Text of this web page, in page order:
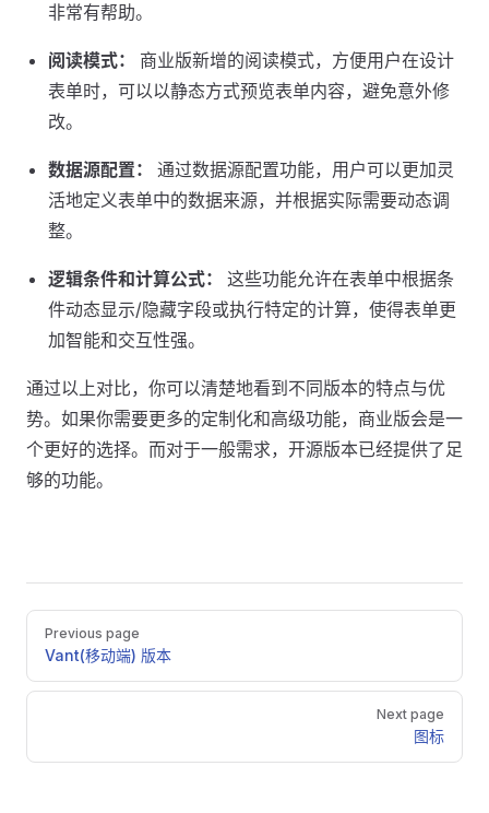
非常有帮助。
阅读模式：
商业版新增的阅读模式，方便用户在设计
表单时，可以以静态方式预览表单内容，避免意外修
改。
数据源配置：
通过数据源配置功能，用户可以更加灵
活地定义表单中的数据来源，并根据实际需要动态调
整。
逻辑条件和计算公式：
这些功能允许在表单中根据条
件动态显示/隐藏字段或执行特定的计算，使得表单更
加智能和交互性强。
通过以上对比，你可以清楚地看到不同版本的特点与优
势。如果你需要更多的定制化和高级功能，商业版会是一
个更好的选择。而对于一般需求，开源版本已经提供了足
够的功能。
Pager
Previous page
Vant(移动端) 版本
Next page
图标